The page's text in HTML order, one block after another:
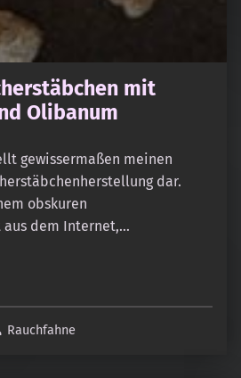
mit
Olibanum
gewissermaßen meinen
dar.
obskuren
aus dem Internet,…
mit Cassia Zimt und Olibanum”
Rauchfahne